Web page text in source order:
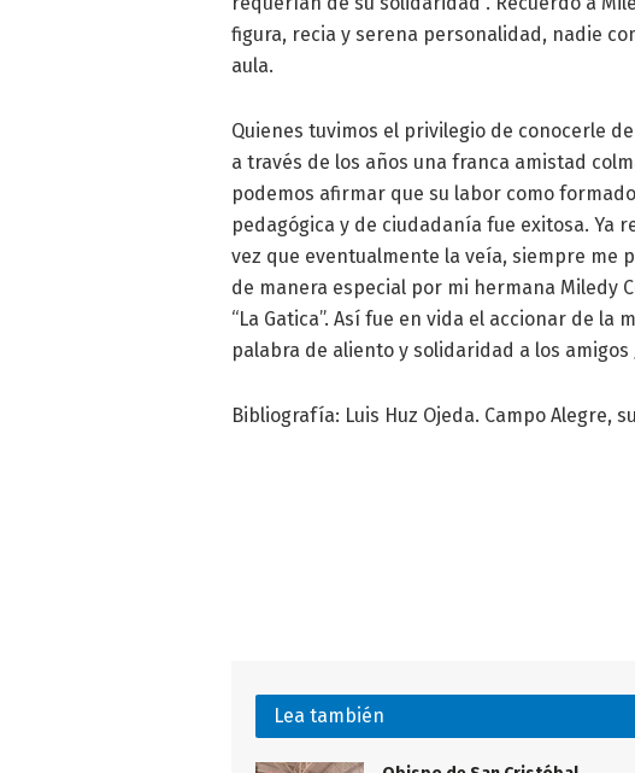
figura, recia y serena personalidad, nadie
aula.
Quienes tuvimos el privilegio de conocerle
a través de los años una franca amistad
podemos afirmar que su labor como
pedagógica y de ciudadanía fue exitosa. Ya
vez que eventualmente la veía, siempre me
de manera especial por mi hermana Miledy
“La Gatica”. Así fue en vida el accionar de
palabra de aliento y solidaridad a los amigos
Bibliografía: Luis Huz Ojeda. Campo Alegre,
Lea también